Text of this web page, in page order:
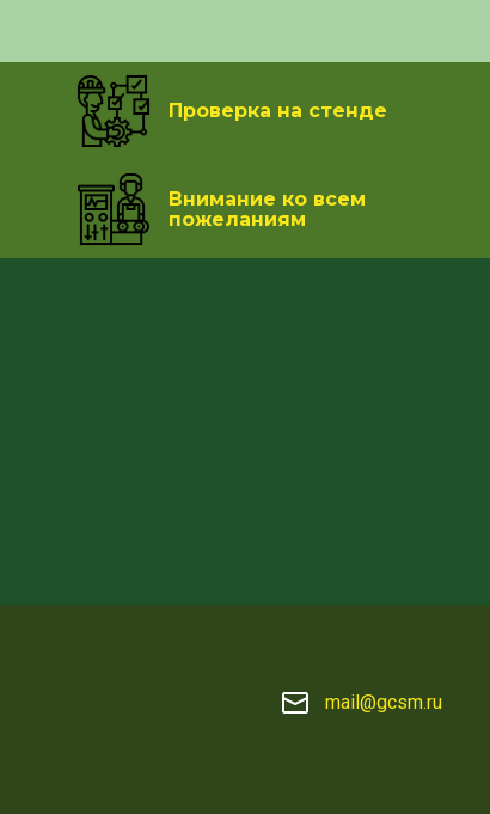
Проверка на стенде
Внимание ко всем
пожеланиям
mail@gcsm.ru